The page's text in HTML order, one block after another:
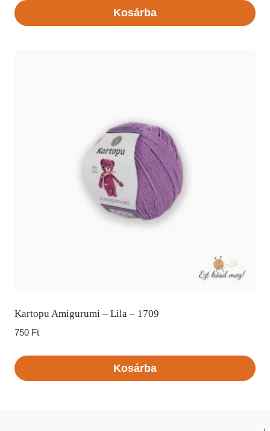
Kosárba
Kartopu Amigurumi – Lila – 1709
750 Ft
Kosárba